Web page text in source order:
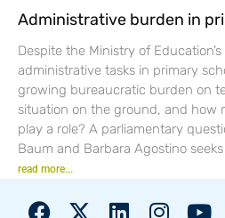
Administrative burden in
Despite the Ministry of
administrative tasks in primary
growing bureaucratic burden on
situation on the ground, and how
play a role? A parliamentary
Baum and Barbara Agostino
read more...